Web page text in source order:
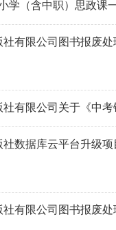
学（含中职）思政课
有限公司图书报废
有限公司关于《中
数据库云平台升级
有限公司图书报废